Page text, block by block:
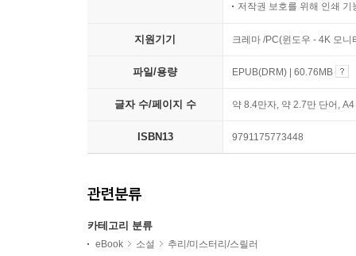
저작권 보호를 위해 인쇄 기
지원기기 크레마 /PC(윈도우 - 4K 모
파일/용량 EPUB(DRM) | 60.76MB
글자 수/페이지 수 약 8.4만자, 약 2.7만 단어,
ISBN13 9791175773448
관련분류
카테고리 분류
eBook 소설 추리/미스터리/스릴러